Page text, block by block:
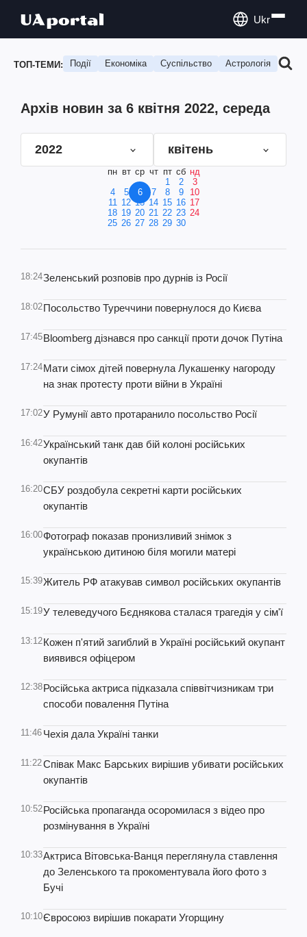
Ukr
ТОП-ТЕМИ: Події Економіка Суспільство Астрологія
Архів новин за 6 квітня 2022, середа
2022 квітень
пн вт ср чт пт сб нд
1
2
3
4
5 6 7 8 9
10
11 12 13 14 15 16 17
18 19 20 21 22 23 24
25 26 27 28 29 30
18:24Зеленський розповів про дурнів із Росії
18:02Посольство Туреччини повернулося до Києва
17:45Bloomberg дізнався про санкції проти дочок Путіна
17:24Мати сімох дітей повернула Лукашенку нагороду
на знак протесту проти війни в Україні
17:02У Румунії авто протаранило посольство Росії
16:42Український танк дав бій колоні російських
окупантів
16:20СБУ роздобула секретні карти російських
окупантів
16:00Фотограф показав пронизливий знімок з
українською дитиною біля могили матері
15:39Житель РФ атакував символ російських окупантів
15:19У телеведучого Бєднякова сталася трагедія у сім'ї
13:12Кожен п'ятий загиблий в Україні російський окупант
виявився офіцером
12:38Російська актриса підказала співвітчизникам три
способи повалення Путіна
11:46 Чехія дала Україні танки
11:22Співак Макс Барських вирішив убивати російських
окупантів
10:52Російська пропаганда осоромилася з відео про
розмінування в Україні
10:33Актриса Вітовська-Ванця переглянула ставлення
до Зеленського та прокоментувала його фото з
Бучі
10:10Євросоюз вирішив покарати Угорщину